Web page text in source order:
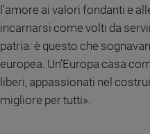
l’amore ai valori fondanti e
incarnarsi come volti da
patria: è questo che
europea. Un’Europa casa
liberi, appassionati nel
migliore per tutti».